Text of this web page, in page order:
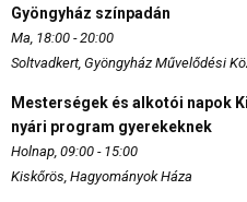
Gyöngyház színpadán
Ma, 18:00 - 20:00
Soltvadkert, Gyöngyház Művelődési
Mesterségek és alkotói napok
nyári program gyerekeknek
Holnap, 09:00 - 15:00
Kiskőrös, Hagyományok Háza